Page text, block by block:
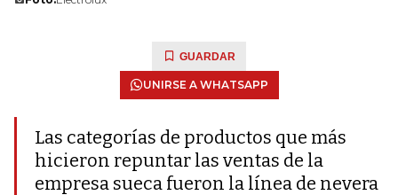
GUARDAR
UNIRSE A WHATSAPP
Las categorías de productos que más
hicieron repuntar las ventas de la
empresa sueca fueron la línea de nevera